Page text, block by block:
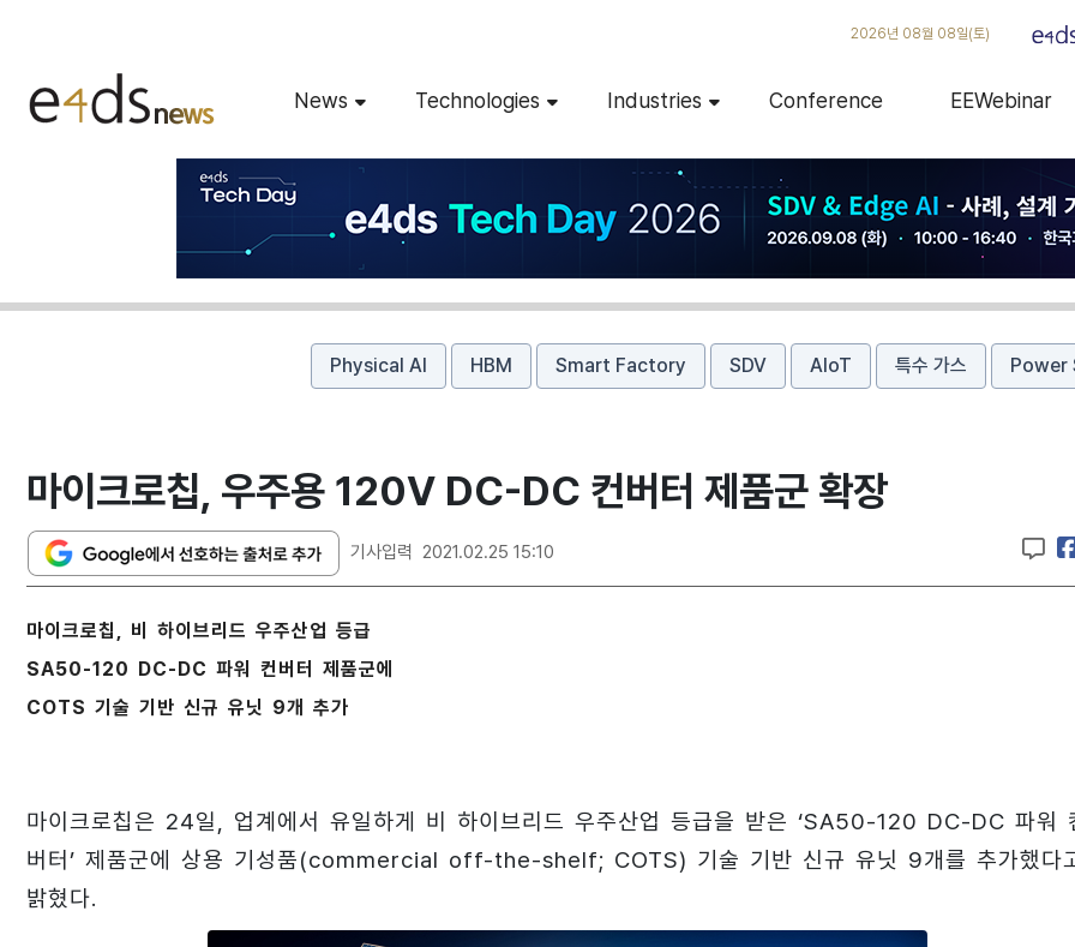
2026년 08월 08일(토)
News Technologies Industries Conference EEWebinar
Physical AI HBM Smart Factory SDV AIoT 특수 가스 Power
마이크로칩, 우주용 120V DC-DC 컨버터 제품군 확장
기사입력 2021.02.25 15:10
마이크로칩, 비 하이브리드 우주산업 등급
SA50-120 DC-DC 파워 컨버터 제품군에
COTS 기술 기반 신규 유닛 9개 추가
마이크로칩은 24일, 업계에서 유일하게 비 하이브리드 우주산업 등급을 받은 ‘SA50-120 DC-DC 파워
버터’ 제품군에 상용 기성품(commercial off-the-shelf; COTS) 기술 기반 신규 유닛 9개를 추가했다
밝혔다.